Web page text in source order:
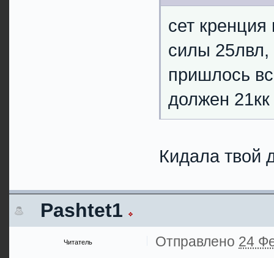
сет
силы
пришлось
должен 21кк
Кидала твой
Pashtet1
Читатель Отправлено 24